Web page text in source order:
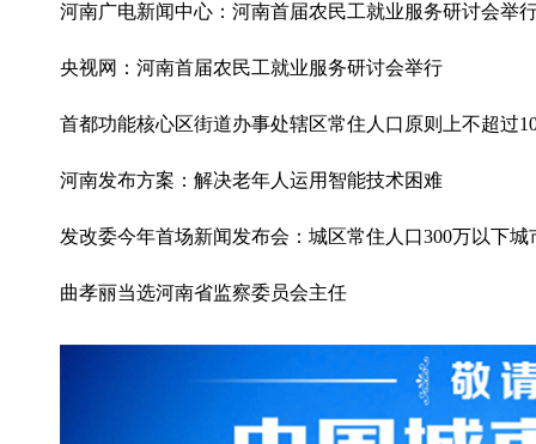
河南广电新闻中心：河南首届农民工就业服务研讨会举
央视网：河南首届农民工就业服务研讨会举行
首都功能核心区街道办事处辖区常住人口原则上不超过
河南发布方案：解决老年人运用智能技术困难
发改委今年首场新闻发布会：城区常住人口300万以下
曲孝丽当选河南省监察委员会主任